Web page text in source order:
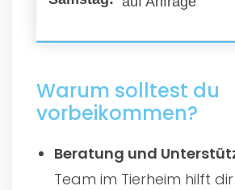
Warum solltest du
vorbeikommen?
Beratung und
Team im Tierheim hilft